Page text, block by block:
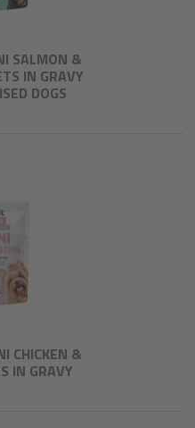
SALMON &
IN GRAVY
DOGS
CHICKEN &
IN GRAVY